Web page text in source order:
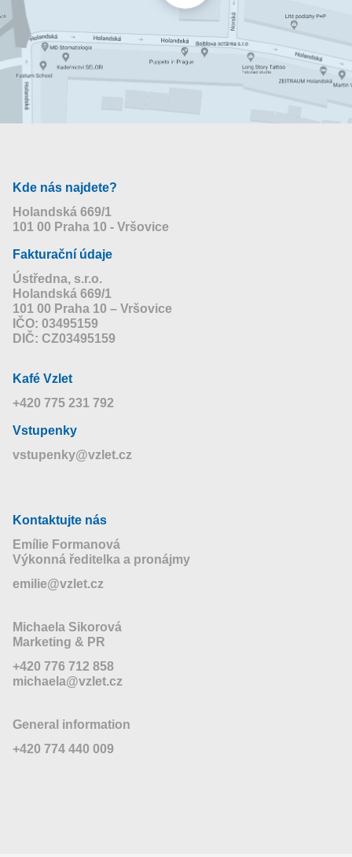
Kde nás najdete?
Holandská 669/1
101 00 Praha 10 - Vršovice
Fakturační údaje
Ústředna, s.r.o.
Holandská 669/1
101 00 Praha 10 – Vršovice
IČO: 03495159
DIČ: CZ03495159
Kafé Vzlet
+420 775 231 792
Vstupenky
vstupenky@vzlet.cz
Kontaktujte nás
Emílie Formanová
Výkonná ředitelka a pronájmy
emilie@vzlet.cz
Michaela Sikorová
Marketing & PR
+420 776 712 858
michaela@vzlet.cz
General information
+420 774 440 009